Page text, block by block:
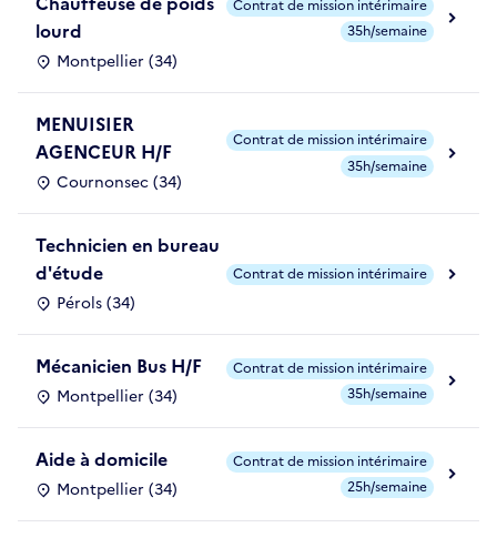
lourd
Montpellier (34)
Contrat de mission intérimaire
35h/semaine
MENUISIER
AGENCEUR H/F
Cournonsec (34)
Contrat de mission intérimaire
35h/semaine
Technicien en bureau
d'étude
Pérols (34)
Contrat de mission intérimaire
Mécanicien Bus H/F
Montpellier (34)
Contrat de mission intérimaire
35h/semaine
Aide à domicile
Montpellier (34)
Contrat de mission intérimaire
25h/semaine